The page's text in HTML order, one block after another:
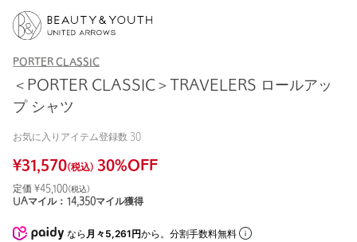
PORTER CLASSIC
＜PORTER CLASSIC＞TRAVELERS ロールアッ
プ シャツ
お気に入りアイテム登録数 30
¥31,570(税込) 30%OFF
定価 ¥45,100(税込)
UAマイル： 14,350マイル獲得
なら 月々5,261円から。分割手数料無料